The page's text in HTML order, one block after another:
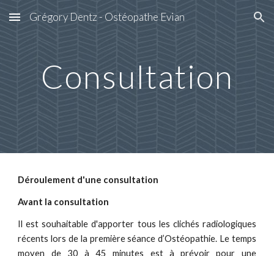
Skip to main content Skip to navigation
Grégory Dentz - Ostéopathe Evian
Consultation
Déroulement d'une consultation
Avant la consultation
Il est souhaitable d'apporter tous les clichés radiologiques
récents lors de la première séance d’Ostéopathie. Le temps
moyen de 30 à 45 minutes est à prévoir pour une